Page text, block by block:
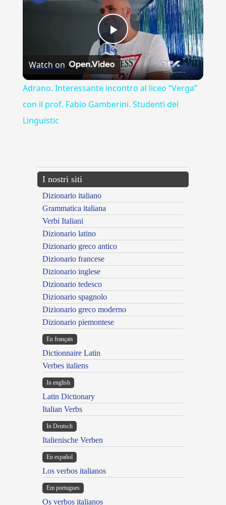
Play
Video
Watch on
Adrano. Interessante incontro al liceo “Verga”
con il prof. Fabio Gamberini. Studenti del
Linguistic
I nostri siti
Dizionario italiano
Grammatica italiana
Verbi Italiani
Dizionario latino
Dizionario greco antico
Dizionario francese
Dizionario inglese
Dizionario tedesco
Dizionario spagnolo
Dizionario greco moderno
Dizionario piemontese
En français
Dictionnaire Latin
Verbes italiens
In english
Latin Dictionary
Italian Verbs
In Deutsch
Italienische Verben
En español
Los verbos italianos
Em portugues
Os verbos italianos